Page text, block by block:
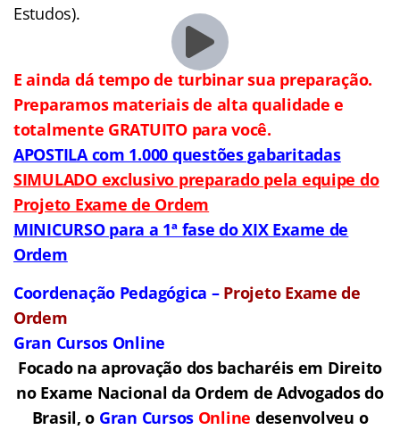
Estudos).
E ainda dá tempo de turbinar sua preparação.
Preparamos materiais de alta qualidade e
totalmente GRATUITO para você.
APOSTILA com 1.000 questões gabaritadas
SIMULADO exclusivo preparado pela equipe do
Projeto Exame de Ordem
MINICURSO para a 1ª fase do XIX Exame de
Ordem
Coordenação Pedagógica – Projeto Exame de
Ordem
Gran Cursos Online
Focado na aprovação dos bacharéis em Direito
no Exame Nacional da Ordem de Advogados do
Brasil, o Gran Cursos Online desenvolveu o